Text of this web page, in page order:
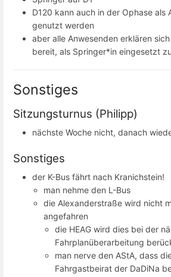
D120 kann auch in der Ophase als
genutzt werden
aber alle Anwesenden erklären
bereit, als Springer*in eingesetzt
Sonstiges
Sitzungsturnus (Philipp)
nächste Woche nicht, danach
Sonstiges
der K-Bus fährt nach Kranichstein!
man nehme den L-Bus
die Alexanderstraße wird nicht
angefahren
die HEAG wird dies bei der
Fahrplanüberarbeitung
man nerve den AStA, dass
Fahrgastbeirat der DaDiNa